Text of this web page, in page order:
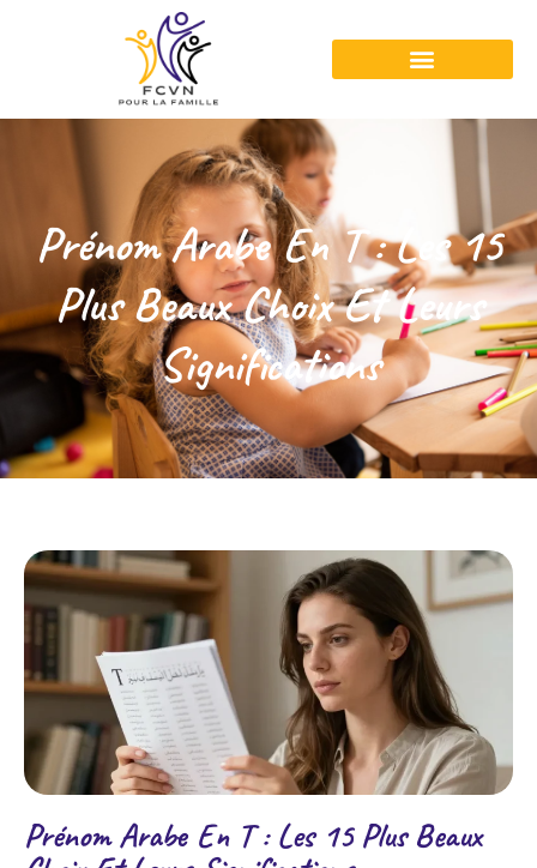
Prénom Arabe En T : Les 15
Plus Beaux Choix Et Leurs
Significations
Prénom Arabe En T : Les 15 Plus Beaux